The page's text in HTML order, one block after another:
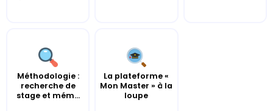
Méthodologie :
recherche de
stage et mém...
La plateforme «
Mon Master » à la
loupe